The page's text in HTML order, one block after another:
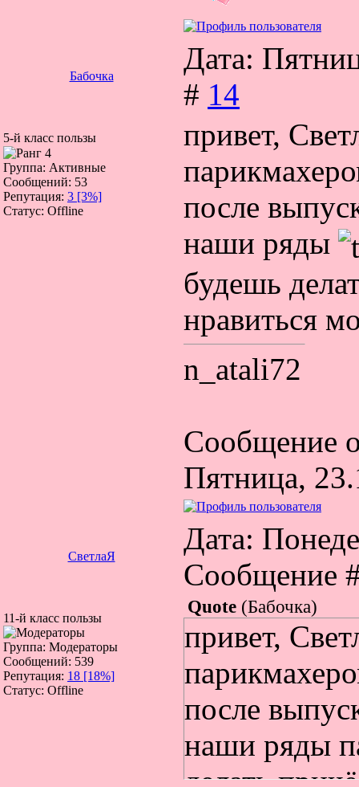
Бабочка
Дата:
# 14
5-й класс пользы
Группа: Активные
Сообщений: 53
Репутация: 3 [3%]
Статус: Offline
привет,
после
наши ряды
будешь
нравиться
n_atali72
Сообщение
Пятница,
СветлаЯ
Дата:
Сообщение
11-й класс пользы
Группа: Модераторы
Сообщений: 539
Репутация: 18 [18%]
Статус: Offline
Quote (Бабочка)
привет,
после
наши ряды